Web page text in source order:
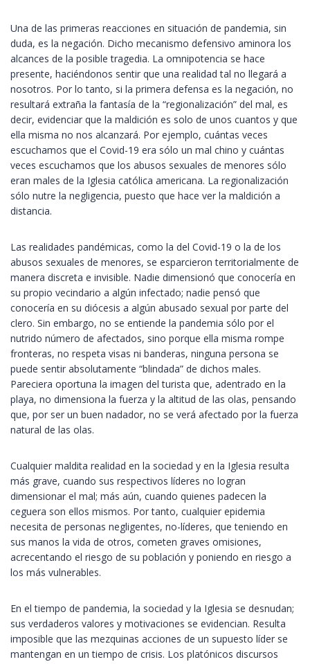
Una de las primeras reacciones en situación de pandemia, sin
duda, es la negación. Dicho mecanismo defensivo aminora los
alcances de la posible tragedia. La omnipotencia se hace
presente, haciéndonos sentir que una realidad tal no llegará a
nosotros. Por lo tanto, si la primera defensa es la negación, no
resultará extraña la fantasía de la “regionalización” del mal, es
decir, evidenciar que la maldición es solo de unos cuantos y que
ella misma no nos alcanzará. Por ejemplo, cuántas veces
escuchamos que el Covid-19 era sólo un mal chino y cuántas
veces escuchamos que los abusos sexuales de menores sólo
eran males de la Iglesia católica americana. La regionalización
sólo nutre la negligencia, puesto que hace ver la maldición a
distancia.
Las realidades pandémicas, como la del Covid-19 o la de los
abusos sexuales de menores, se esparcieron territorialmente de
manera discreta e invisible. Nadie dimensionó que conocería en
su propio vecindario a algún infectado; nadie pensó que
conocería en su diócesis a algún abusado sexual por parte del
clero. Sin embargo, no se entiende la pandemia sólo por el
nutrido número de afectados, sino porque ella misma rompe
fronteras, no respeta visas ni banderas, ninguna persona se
puede sentir absolutamente “blindada” de dichos males.
Pareciera oportuna la imagen del turista que, adentrado en la
playa, no dimensiona la fuerza y la altitud de las olas, pensando
que, por ser un buen nadador, no se verá afectado por la fuerza
natural de las olas.
Cualquier maldita realidad en la sociedad y en la Iglesia resulta
más grave, cuando sus respectivos líderes no logran
dimensionar el mal; más aún, cuando quienes padecen la
ceguera son ellos mismos. Por tanto, cualquier epidemia
necesita de personas negligentes, no-líderes, que teniendo en
sus manos la vida de otros, cometen graves omisiones,
acrecentando el riesgo de su población y poniendo en riesgo a
los más vulnerables.
En el tiempo de pandemia, la sociedad y la Iglesia se desnudan;
sus verdaderos valores y motivaciones se evidencian. Resulta
imposible que las mezquinas acciones de un supuesto líder se
mantengan en un tiempo de crisis. Los platónicos discursos